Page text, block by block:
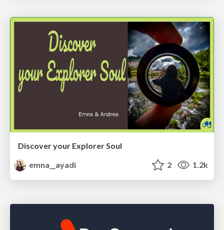
Discover your Explorer Soul
emna__ayadi
2 1.2k